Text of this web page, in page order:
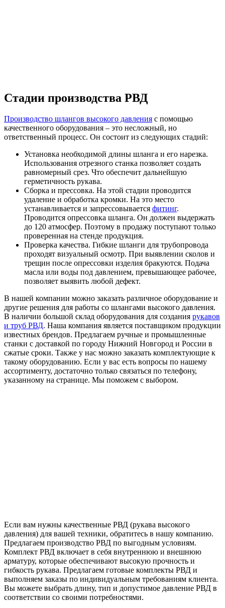
Стадии производства РВД
Производство шлангов высокого давления с помощью
качественного оборудования – это несложный, но
ответственный процесс. Он состоит из следующих стадий:
Установка необходимой длины шланга и его нарезка.
Использования отрезного станка позволяет создать
равномерный срез. Что обеспечит дальнейшую
герметичность рукава.
Сборка и прессовка. На этой стадии проводится
удаление и обработка кромки. На это место
устанавливается и запрессовывается фитинг.
Проводится опрессовка шланга. Он должен выдержать
до 120 атмосфер. Поэтому в продажу поступают только
проверенная на стенде продукция.
Проверка качества. Гибкие шланги для трубопровода
проходят визуальный осмотр. При выявлении сколов и
трещин после опрессовки изделия бракуются. Подача
масла или воды под давлением, превышающее рабочее,
позволяет выявить любой дефект.
В нашей компании можно заказать различное оборудование и
другие решения для работы со шлангами высокого давления.
В наличии большой склад оборудования для создания рукавов
и труб РВД. Наша компания является поставщиком продукции
известных брендов. Предлагаем ручные и промышленные
станки с доставкой по городу Нижний Новгород и России в
сжатые сроки. Также у нас можно заказать комплектующие к
такому оборудованию. Если у вас есть вопросы по нашему
ассортименту, достаточно только связаться по телефону,
указанному на странице. Мы поможем с выбором.
Если вам нужны качественные РВД (рукава высокого
давления) для вашей техники, обратитесь в нашу компанию.
Предлагаем производство РВД по выгодным условиям.
Комплект РВД включает в себя внутреннюю и внешнюю
арматуру, которые обеспечивают высокую прочность и
гибкость рукава. Предлагаем готовые комплекты РВД и
выполняем заказы по индивидуальным требованиям клиента.
Вы можете выбрать длину, тип и допустимое давление РВД в
соответствии со своими потребностями.